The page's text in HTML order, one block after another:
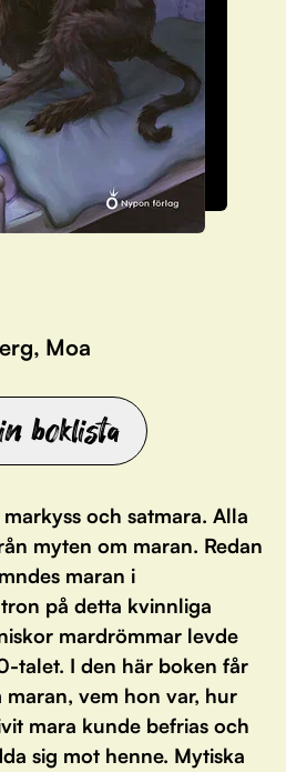
Moa
boklista
och satmara. Alla
myten om maran. Redan
maran i
på detta kvinnliga
mardrömmar levde
talet. I den här boken får
maran, vem hon var, hur
mara kunde befrias och
sig mot henne. Mytiska